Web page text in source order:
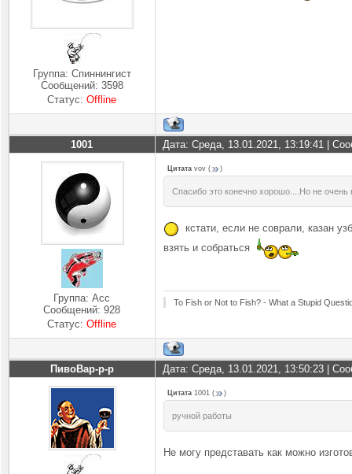
Группа: Спиннингист
Сообщений: 3598
Статус:Offline
1001 Дата: Среда, 13.01.2021, 13:19:41 |
Группа: Асс
Сообщений:928
Статус:Offline
Цитата vov ( )
Спасибо это конечно хорошо....Но не очень
кстати, если не соврали, казан
взять и собраться
To Fish or Not to Fish? - What a Stupid
ПивоВар-р-р Дата: Среда, 13.01.2021, 13:50:23 |
Цитата 1001 ( )
ручной работы
Не могу представать как можно